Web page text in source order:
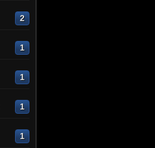
2
1
1
1
1